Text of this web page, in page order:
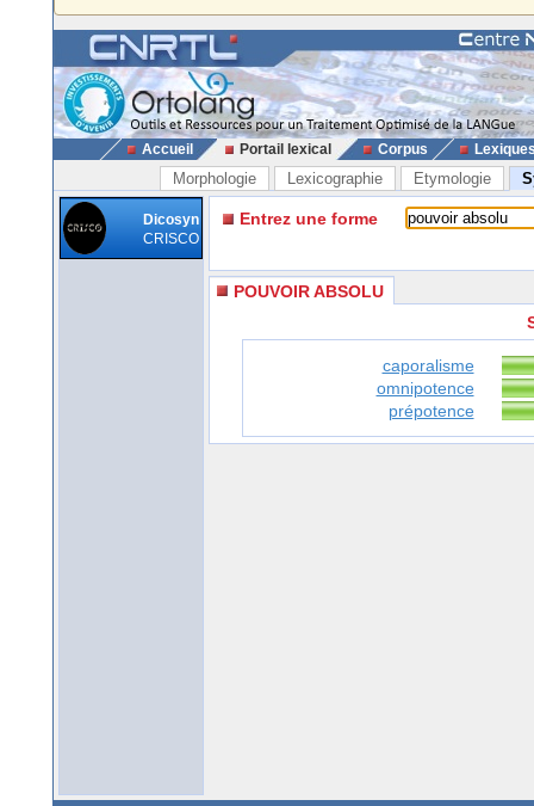
Accueil Portail lexical Corpus
Morphologie Lexicographie Etymologie
Dicosyn
CRISCO
Entrez une forme
POUVOIR ABSOLU
caporalisme
omnipotence
prépotence